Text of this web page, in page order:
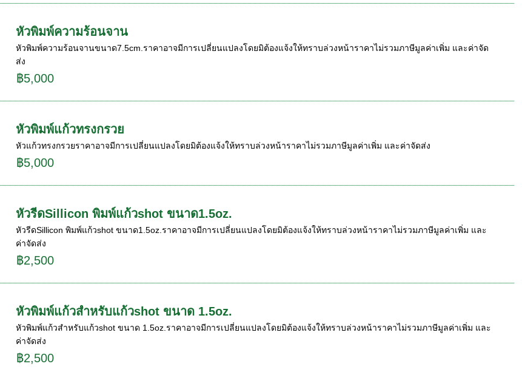
หัวพิมพ์ความร้อนจาน
หัวพิมพ์ความร้อนจานขนาด7.5cm.ราคาอาจมีการเปลี่ยนแปลงโดยมิต้องแจ้งให้ทราบล่วงหน้าราคาไม่รวมภาษีมูลค่าเพิ่ม และค่าจัด
ส่ง
฿5,000
หัวพิมพ์แก้วทรงกรวย
หัวแก้วทรงกรวยราคาอาจมีการเปลี่ยนแปลงโดยมิต้องแจ้งให้ทราบล่วงหน้าราคาไม่รวมภาษีมูลค่าเพิ่ม และค่าจัดส่ง
฿5,000
หัวรีดSillicon พิมพ์แก้วshot ขนาด1.5oz.
หัวรีดSillicon พิมพ์แก้วshot ขนาด1.5oz.ราคาอาจมีการเปลี่ยนแปลงโดยมิต้องแจ้งให้ทราบล่วงหน้าราคาไม่รวมภาษีมูลค่าเพิ่ม และ
ค่าจัดส่ง
฿2,500
หัวพิมพ์แก้วสำหรับแก้วshot ขนาด 1.5oz.
หัวพิมพ์แก้วสำหรับแก้วshot ขนาด 1.5oz.ราคาอาจมีการเปลี่ยนแปลงโดยมิต้องแจ้งให้ทราบล่วงหน้าราคาไม่รวมภาษีมูลค่าเพิ่ม และ
ค่าจัดส่ง
฿2,500